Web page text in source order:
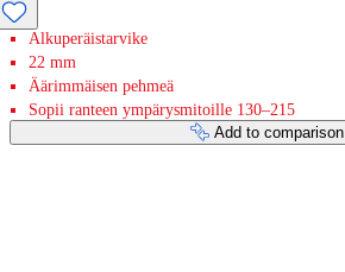
Alkuperäistarvike
22 mm
Äärimmäisen pehmeä
Sopii ranteen ympärysmitoille 130–215
Add to comparison